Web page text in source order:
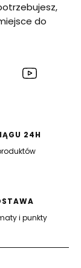
do
(Otwiera
24H
i punkty